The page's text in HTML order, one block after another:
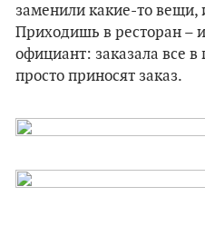
заменили какие-то вещи,
Приходишь в ресторан –
официант: заказала все
просто приносят заказ.